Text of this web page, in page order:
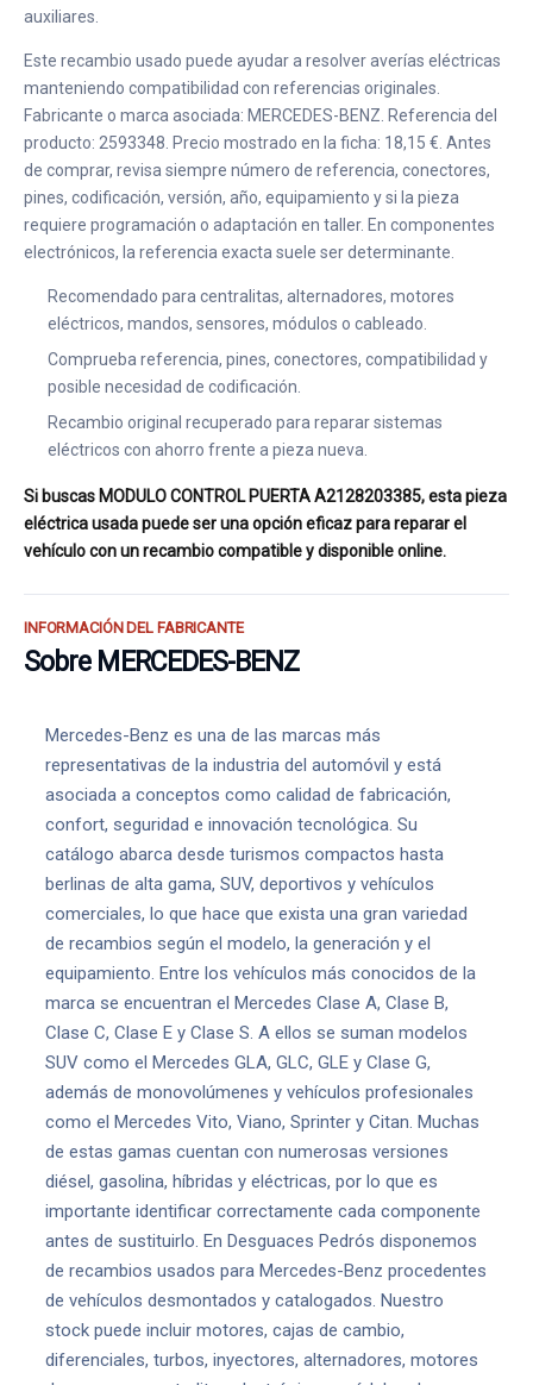
auxiliares.
Este recambio usado puede ayudar a resolver averías eléctricas
manteniendo compatibilidad con referencias originales.
Fabricante o marca asociada: MERCEDES-BENZ. Referencia del
producto: 2593348. Precio mostrado en la ficha: 18,15 €. Antes
de comprar, revisa siempre número de referencia, conectores,
pines, codificación, versión, año, equipamiento y si la pieza
requiere programación o adaptación en taller. En componentes
electrónicos, la referencia exacta suele ser determinante.
Recomendado para centralitas, alternadores, motores
eléctricos, mandos, sensores, módulos o cableado.
Comprueba referencia, pines, conectores, compatibilidad y
posible necesidad de codificación.
Recambio original recuperado para reparar sistemas
eléctricos con ahorro frente a pieza nueva.
Si buscas MODULO CONTROL PUERTA A2128203385, esta pieza
eléctrica usada puede ser una opción eficaz para reparar el
vehículo con un recambio compatible y disponible online.
INFORMACIÓN DEL FABRICANTE
Sobre MERCEDES-BENZ
Mercedes-Benz es una de las marcas más
representativas de la industria del automóvil y está
asociada a conceptos como calidad de fabricación,
confort, seguridad e innovación tecnológica. Su
catálogo abarca desde turismos compactos hasta
berlinas de alta gama, SUV, deportivos y vehículos
comerciales, lo que hace que exista una gran variedad
de recambios según el modelo, la generación y el
equipamiento. Entre los vehículos más conocidos de la
marca se encuentran el Mercedes Clase A, Clase B,
Clase C, Clase E y Clase S. A ellos se suman modelos
SUV como el Mercedes GLA, GLC, GLE y Clase G,
además de monovolúmenes y vehículos profesionales
como el Mercedes Vito, Viano, Sprinter y Citan. Muchas
de estas gamas cuentan con numerosas versiones
diésel, gasolina, híbridas y eléctricas, por lo que es
importante identificar correctamente cada componente
antes de sustituirlo. En Desguaces Pedrós disponemos
de recambios usados para Mercedes-Benz procedentes
de vehículos desmontados y catalogados. Nuestro
stock puede incluir motores, cajas de cambio,
diferenciales, turbos, inyectores, alternadores, motores